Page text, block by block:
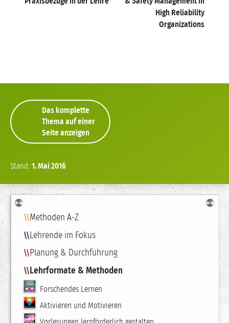
High Reliability
Organizations
Das komplette
Thema auf einer
Seite anzeigen
Stand: 1.Mai 2016
Navigation
Methoden A-Z
Lehrende im Fokus
Planung & Durchführung
Lehrformate & Methoden
Forschendes Lernen
Aktivieren und Motivieren